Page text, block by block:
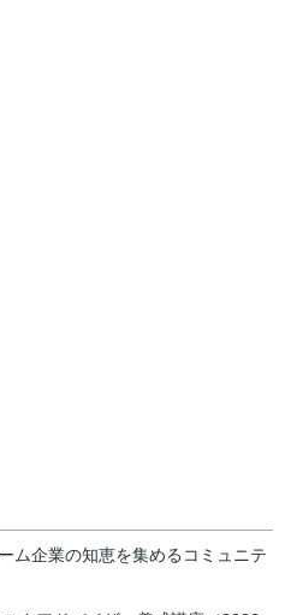
ム企業の知恵を集めるコミュニテ